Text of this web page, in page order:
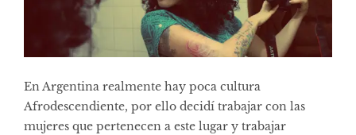
En Argentina realmente hay poca cultura
Afrodescendiente, por ello decidí trabajar con las
mujeres que pertenecen a este lugar y trabajar